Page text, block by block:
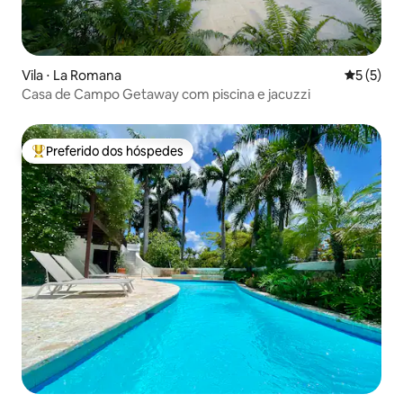
Vila ⋅ La Romana 5 de
5 (5)
Casa de Campo Getaway com piscina e jacuzzi
Entre os melhores preferidos dos hóspedes
Preferido dos hóspedes